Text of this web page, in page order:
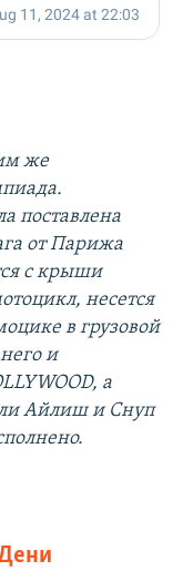
же
поставлена
от Парижа
с крыши
несется
в грузовой
и
а
Айлиш и Снуп